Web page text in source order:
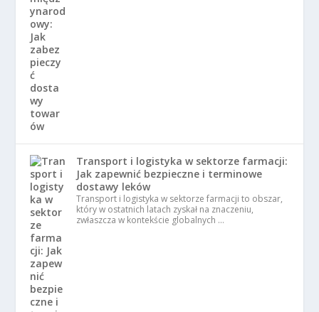
Transport i logistyka w sektorze farmacji:
Jak zapewnić bezpieczne i terminowe
dostawy leków
Transport i logistyka w sektorze farmacji to obszar,
który w ostatnich latach zyskał na znaczeniu,
zwłaszcza w kontekście globalnych …